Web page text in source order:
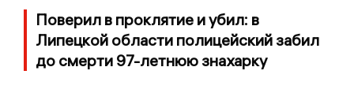
Поверил в проклятие и убил: в
Липецкой области полицейский забил
до смерти 97-летнюю знахарку